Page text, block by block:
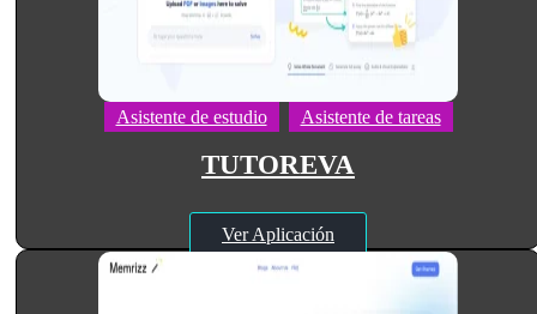
Asistente de estudio Asistente de tareas
TUTOREVA
Ver Aplicación